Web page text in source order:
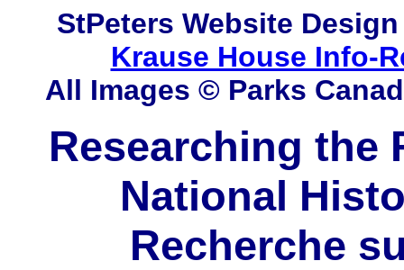
StPeters Website
Krause House Info-
All Images © Parks
Researching the
National
Recherche